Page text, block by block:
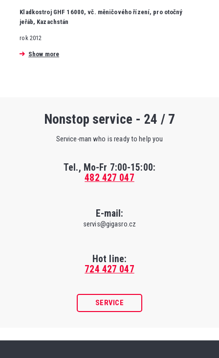
Kladkostroj GHF 16000, vč. měničového řízení, pro otočný
jeřáb, Kazachstán
rok 2012
Show more
Nonstop service - 24 / 7
Service-man who is ready to help you
Tel., Mo-Fr 7:00-15:00:
482 427 047
E-mail:
servis@gigasro.cz
Hot line:
724 427 047
SERVICE